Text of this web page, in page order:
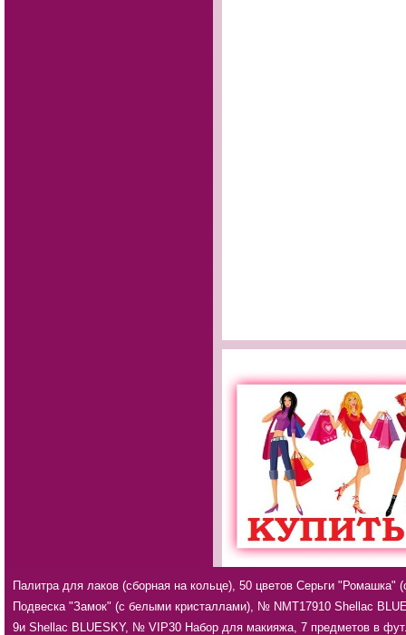
Палитра для лаков (сборная на кольце), 50 цветов Серьги "Ромашка"
Подвеска "Замок" (с белыми кристаллами), № NMT17910 Shellac
9и Shellac BLUESKY, № VIP30 Набор для макияжа, 7 предметов в